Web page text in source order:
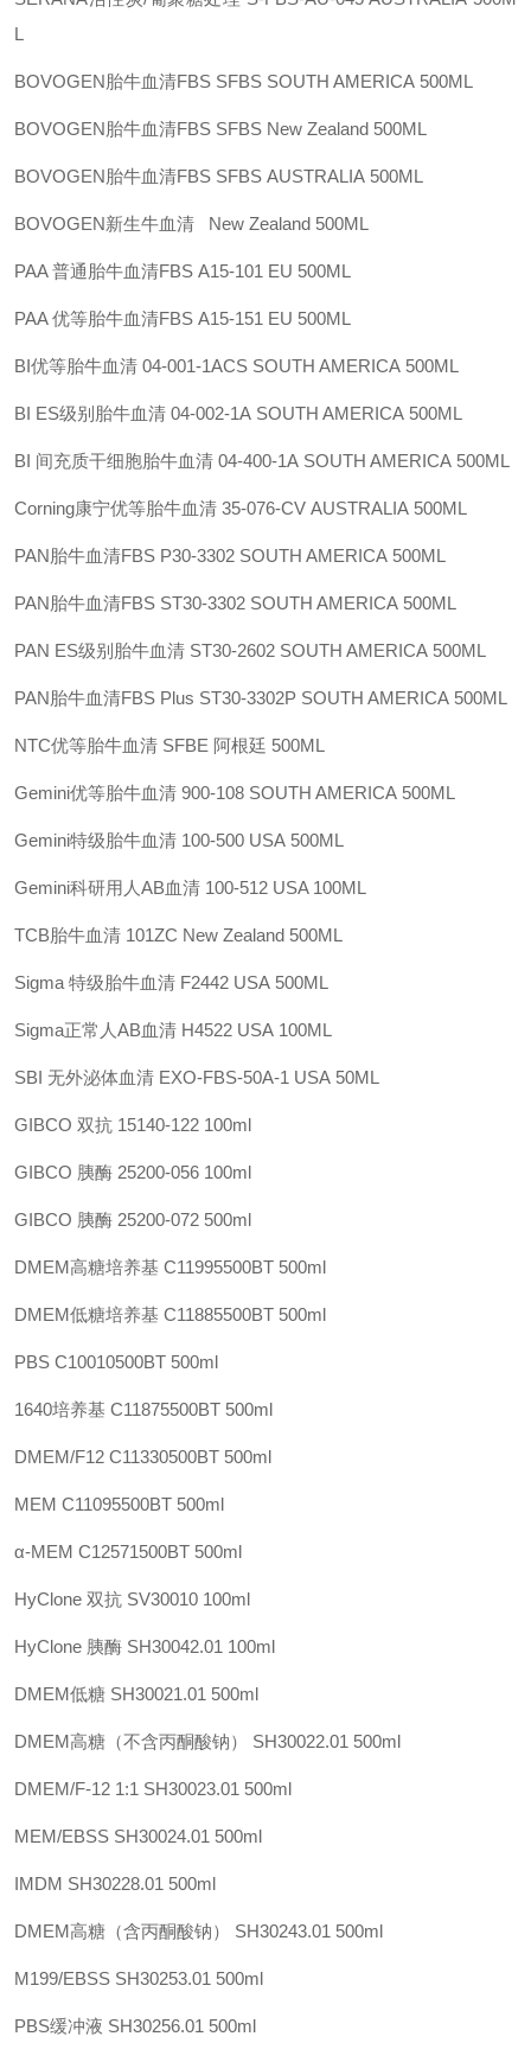
L
BOVOGEN胎牛血清FBS SFBS SOUTH AMERICA 500ML
BOVOGEN胎牛血清FBS SFBS New Zealand 500ML
BOVOGEN胎牛血清FBS SFBS AUSTRALIA 500ML
BOVOGEN新生牛血清 New Zealand 500ML
PAA 普通胎牛血清FBS A15-101 EU 500ML
PAA 优等胎牛血清FBS A15-151 EU 500ML
BI优等胎牛血清 04-001-1ACS SOUTH AMERICA 500ML
BI ES级别胎牛血清 04-002-1A SOUTH AMERICA 500ML
BI 间充质干细胞胎牛血清 04-400-1A SOUTH AMERICA 500ML
Corning康宁优等胎牛血清 35-076-CV AUSTRALIA 500ML
PAN胎牛血清FBS P30-3302 SOUTH AMERICA 500ML
PAN胎牛血清FBS ST30-3302 SOUTH AMERICA 500ML
PAN ES级别胎牛血清 ST30-2602 SOUTH AMERICA 500ML
PAN胎牛血清FBS Plus ST30-3302P SOUTH AMERICA 500ML
NTC优等胎牛血清 SFBE 阿根廷 500ML
Gemini优等胎牛血清 900-108 SOUTH AMERICA 500ML
Gemini特级胎牛血清 100-500 USA 500ML
Gemini科研用人AB血清 100-512 USA 100ML
TCB胎牛血清 101ZC New Zealand 500ML
Sigma 特级胎牛血清 F2442 USA 500ML
Sigma正常人AB血清 H4522 USA 100ML
SBI 无外泌体血清 EXO-FBS-50A-1 USA 50ML
GIBCO 双抗 15140-122 100ml
GIBCO 胰酶 25200-056 100ml
GIBCO 胰酶 25200-072 500ml
DMEM高糖培养基 C11995500BT 500ml
DMEM低糖培养基 C11885500BT 500ml
PBS C10010500BT 500ml
1640培养基 C11875500BT 500ml
DMEM/F12 C11330500BT 500ml
MEM C11095500BT 500ml
α-MEM C12571500BT 500ml
HyClone 双抗 SV30010 100ml
HyClone 胰酶 SH30042.01 100ml
DMEM低糖 SH30021.01 500ml
DMEM高糖（不含丙酮酸钠） SH30022.01 500ml
DMEM/F-12 1:1 SH30023.01 500ml
MEM/EBSS SH30024.01 500ml
IMDM SH30228.01 500ml
DMEM高糖（含丙酮酸钠） SH30243.01 500ml
M199/EBSS SH30253.01 500ml
PBS缓冲液 SH30256.01 500ml